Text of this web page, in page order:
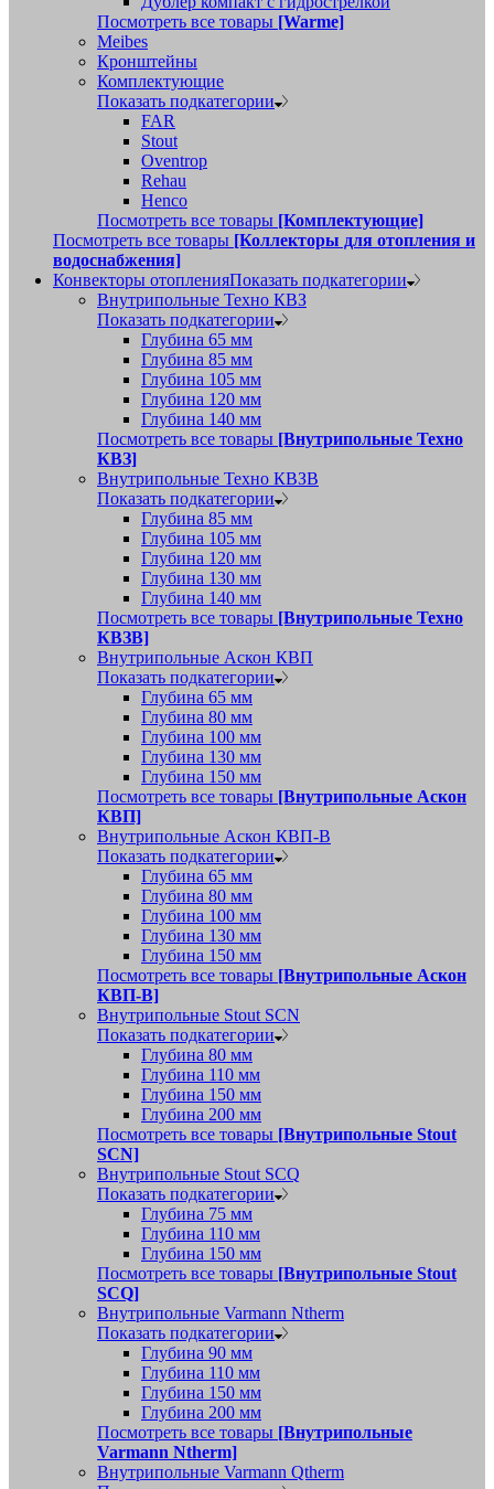
Посмотреть все товары [Warme]
Meibes
Кронштейны
Комплектующие
Показать подкатегории
FAR
Stout
Oventrop
Rehau
Henco
Посмотреть все товары [Комплектующие]
Посмотреть все товары [Коллекторы для отопления и
водоснабжения]
Конвекторы отопленияПоказать подкатегории
Внутрипольные Техно КВЗ
Показать подкатегории
Глубина 65 мм
Глубина 85 мм
Глубина 105 мм
Глубина 120 мм
Глубина 140 мм
Посмотреть все товары [Внутрипольные Техно
КВЗ]
Внутрипольные Техно КВЗВ
Показать подкатегории
Глубина 85 мм
Глубина 105 мм
Глубина 120 мм
Глубина 130 мм
Глубина 140 мм
Посмотреть все товары [Внутрипольные Техно
КВЗВ]
Внутрипольные Аскон КВП
Показать подкатегории
Глубина 65 мм
Глубина 80 мм
Глубина 100 мм
Глубина 130 мм
Глубина 150 мм
Посмотреть все товары [Внутрипольные Аскон
КВП]
Внутрипольные Аскон КВП-В
Показать подкатегории
Глубина 65 мм
Глубина 80 мм
Глубина 100 мм
Глубина 130 мм
Глубина 150 мм
Посмотреть все товары [Внутрипольные Аскон
КВП-В]
Внутрипольные Stout SCN
Показать подкатегории
Глубина 80 мм
Глубина 110 мм
Глубина 150 мм
Глубина 200 мм
Посмотреть все товары [Внутрипольные Stout
SCN]
Внутрипольные Stout SCQ
Показать подкатегории
Глубина 75 мм
Глубина 110 мм
Глубина 150 мм
Посмотреть все товары [Внутрипольные Stout
SCQ]
Внутрипольные Varmann Ntherm
Показать подкатегории
Глубина 90 мм
Глубина 110 мм
Глубина 150 мм
Глубина 200 мм
Посмотреть все товары [Внутрипольные
Varmann Ntherm]
Внутрипольные Varmann Qtherm